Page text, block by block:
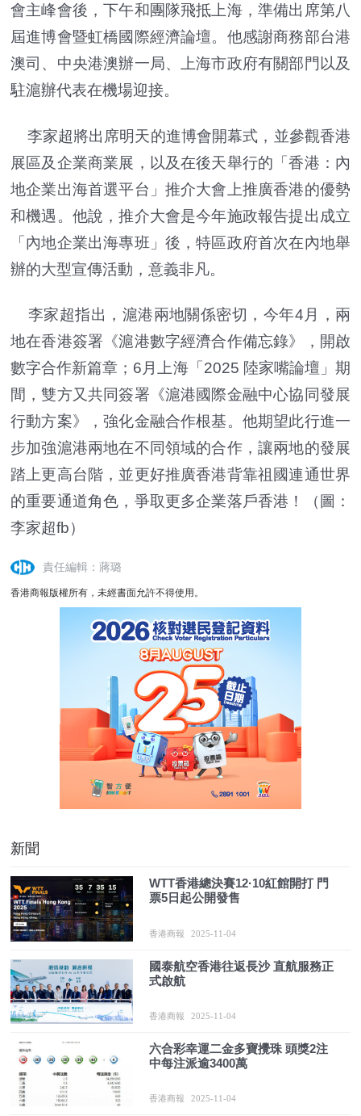
會主峰會後，下午和團隊飛抵上海，準備出席第八
屆進博會暨虹橋國際經濟論壇。他感謝商務部台港
澳司、中央港澳辦一局、上海市政府有關部門以及
駐滬辦代表在機場迎接。
李家超將出席明天的進博會開幕式，並參觀香港
展區及企業商業展，以及在後天舉行的「香港：內
地企業出海首選平台」推介大會上推廣香港的優勢
和機遇。他說，推介大會是今年施政報告提出成立
「內地企業出海專班」後，特區政府首次在內地舉
辦的大型宣傳活動，意義非凡。
李家超指出，滬港兩地關係密切，今年4月，兩
地在香港簽署《滬港數字經濟合作備忘錄》，開啟
數字合作新篇章；6月上海「2025 陸家嘴論壇」期
間，雙方又共同簽署《滬港國際金融中心協同發展
行動方案》，強化金融合作根基。他期望此行進一
步加強滬港兩地在不同領域的合作，讓兩地的發展
踏上更高台階，並更好推廣香港背靠祖國連通世界
的重要通道角色，爭取更多企業落戶香港！（圖：
李家超fb）
責任編輯：蔣璐
香港商報版權所有，未經書面允許不得使用。
新聞
WTT香港總決賽12·10紅館開打 門
票5日起公開發售
香港商報 2025-11-04
國泰航空香港往返長沙 直航服務正
式啟航
香港商報 2025-11-04
六合彩幸運二金多寶攪珠 頭獎2注
中每注派逾3400萬
香港商報 2025-11-04